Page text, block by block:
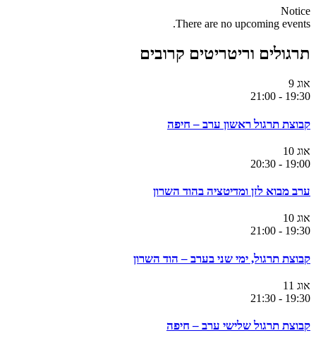
Notice
There are no upcoming events.
תרגולים וריטריטים קרובים
אוג 9
19:30
-
21:00
קבוצת תרגול ראשון ערב – חיפה
אוג 10
19:00
-
20:30
ערב מבוא לזן ומדיטציה בהוד השרון
אוג 10
19:30
-
21:00
קבוצת תרגול, ימי שני בערב – הוד השרון
אוג 11
19:30
-
21:30
קבוצת תרגול שלישי ערב – חיפה